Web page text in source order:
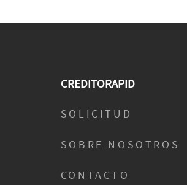
CREDITORAPID
SOLICITUD
SOBRE NOSOTROS
CONTACTO